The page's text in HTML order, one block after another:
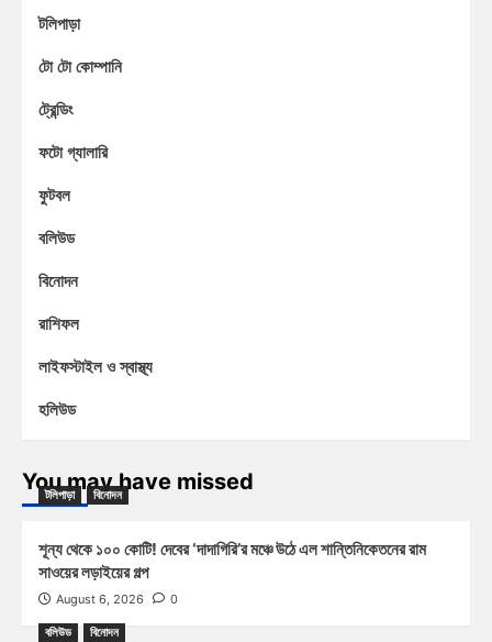
টলিপাড়া
টো টো কোম্পানি
ট্রেন্ডিং
ফটো গ্যালারি
ফুটবল
বলিউড
বিনোদন
রাশিফল
লাইফস্টাইল ও স্বাস্থ্য
হলিউড
You may have missed
টলিপাড়া বিনোদন
শূন্য থেকে ১০০ কোটি! দেবের ‘দাদাগিরি’র মঞ্চে উঠে এল শান্তিনিকেতনের রাম
সাওয়ের লড়াইয়ের গল্প
August 6, 2026 0
বলিউড বিনোদন